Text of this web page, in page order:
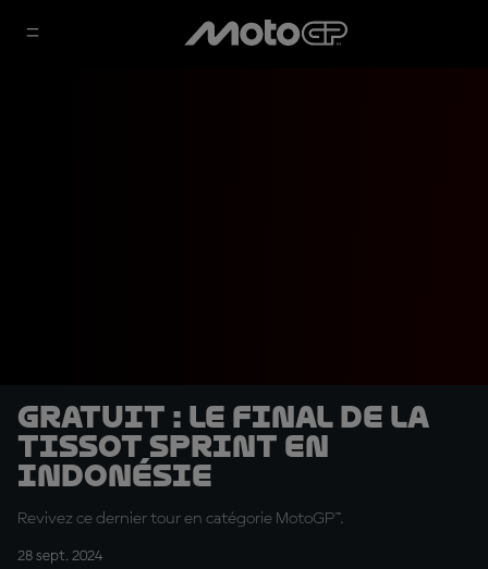
GRATUIT : le final de la
Tissot Sprint en
Indonésie
Revivez ce dernier tour en catégorie MotoGP™.
28 sept. 2024